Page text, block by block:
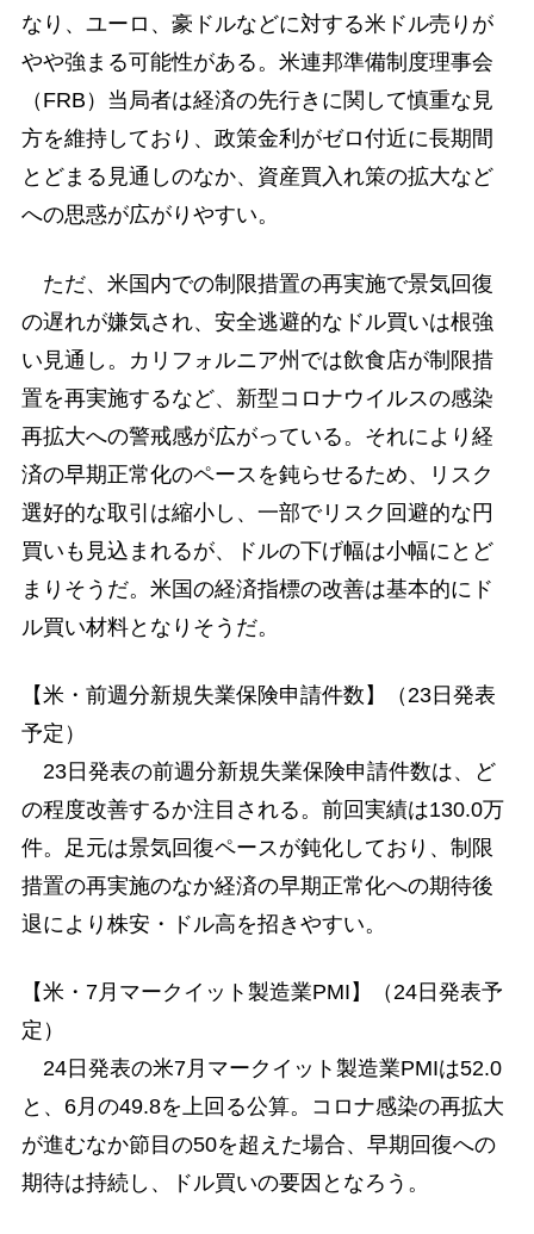
なり、ユーロ、豪ドルなどに対する米ドル売りが
やや強まる可能性がある。米連邦準備制度理事会
（FRB）当局者は経済の先行きに関して慎重な見
方を維持しており、政策金利がゼロ付近に長期間
とどまる見通しのなか、資産買入れ策の拡大など
への思惑が広がりやすい。
ただ、米国内での制限措置の再実施で景気回復
の遅れが嫌気され、安全逃避的なドル買いは根強
い見通し。カリフォルニア州では飲食店が制限措
置を再実施するなど、新型コロナウイルスの感染
再拡大への警戒感が広がっている。それにより経
済の早期正常化のペースを鈍らせるため、リスク
選好的な取引は縮小し、一部でリスク回避的な円
買いも見込まれるが、ドルの下げ幅は小幅にとど
まりそうだ。米国の経済指標の改善は基本的にド
ル買い材料となりそうだ。
【米・前週分新規失業保険申請件数】（23日発表
予定）
23日発表の前週分新規失業保険申請件数は、ど
の程度改善するか注目される。前回実績は130.0万
件。足元は景気回復ペースが鈍化しており、制限
措置の再実施のなか経済の早期正常化への期待後
退により株安・ドル高を招きやすい。
【米・7月マークイット製造業PMI】（24日発表予
定）
24日発表の米7月マークイット製造業PMIは52.0
と、6月の49.8を上回る公算。コロナ感染の再拡大
が進むなか節目の50を超えた場合、早期回復への
期待は持続し、ドル買いの要因となろう。